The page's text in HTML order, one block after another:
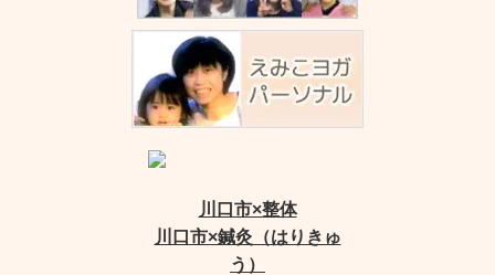
川口市×整体
川口市×鍼灸（はりきゅ
う）